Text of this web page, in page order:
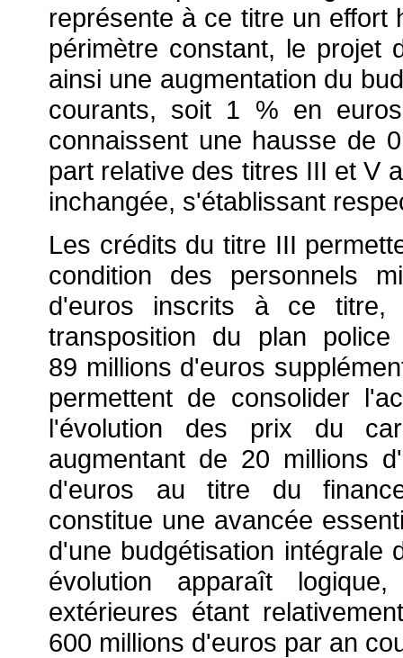
représente à ce titre un effort
périmètre constant, le projet
ainsi une augmentation du
courants, soit 1 % en
connaissent une hausse de
part relative des titres III et V
inchangée, s'établissant
Les crédits du titre III
condition des personnels
d'euros inscrits à ce
transposition du plan
89 millions d'euros
permettent de consolider
l'évolution des prix du
augmentant de 20 millions
d'euros au titre du
constitue une avancée
d'une budgétisation intégrale
évolution apparaît
extérieures étant
600 millions d'euros par an